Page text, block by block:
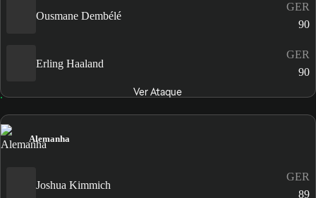
Ousmane Dembélé
GER
90
Erling Haaland
GER
90
Ver Ataque
Alemanha
Joshua Kimmich
GER
89